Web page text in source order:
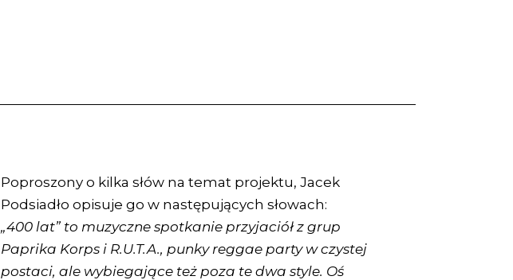
Poproszony o kilka słów na temat projektu, Jacek
Podsiadło opisuje go w następujących słowach:
„400 lat” to muzyczne spotkanie przyjaciół z grup
Paprika Korps i R.U.T.A., punky reggae party w czystej
postaci, ale wybiegające też poza te dwa style. Oś